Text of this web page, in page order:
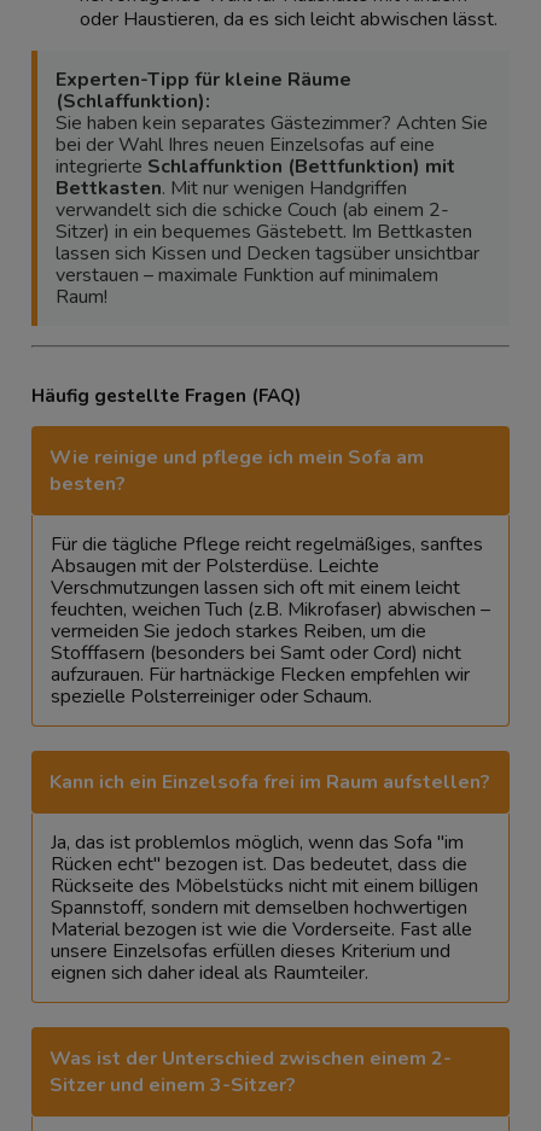
oder Haustieren, da es sich leicht abwischen lässt.
Experten-Tipp für kleine Räume
(Schlaffunktion):
Sie haben kein separates Gästezimmer? Achten Sie
bei der Wahl Ihres neuen Einzelsofas auf eine
integrierte Schlaffunktion (Bettfunktion) mit
Bettkasten. Mit nur wenigen Handgriffen
verwandelt sich die schicke Couch (ab einem 2-
Sitzer) in ein bequemes Gästebett. Im Bettkasten
lassen sich Kissen und Decken tagsüber unsichtbar
verstauen – maximale Funktion auf minimalem
Raum!
Häufig gestellte Fragen (FAQ)
Wie reinige und pflege ich mein Sofa am
besten?
Für die tägliche Pflege reicht regelmäßiges, sanftes
Absaugen mit der Polsterdüse. Leichte
Verschmutzungen lassen sich oft mit einem leicht
feuchten, weichen Tuch (z.B. Mikrofaser) abwischen –
vermeiden Sie jedoch starkes Reiben, um die
Stofffasern (besonders bei Samt oder Cord) nicht
aufzurauen. Für hartnäckige Flecken empfehlen wir
spezielle Polsterreiniger oder Schaum.
Kann ich ein Einzelsofa frei im Raum aufstellen?
Ja, das ist problemlos möglich, wenn das Sofa "im
Rücken echt" bezogen ist. Das bedeutet, dass die
Rückseite des Möbelstücks nicht mit einem billigen
Spannstoff, sondern mit demselben hochwertigen
Material bezogen ist wie die Vorderseite. Fast alle
unsere Einzelsofas erfüllen dieses Kriterium und
eignen sich daher ideal als Raumteiler.
Was ist der Unterschied zwischen einem 2-
Sitzer und einem 3-Sitzer?